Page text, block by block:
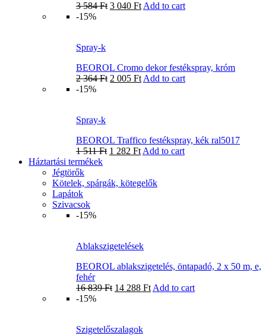
3 584Ft 3 040 Ft Add to cart
-15%
Spray-k
BEOROL Cromo dekor festékspray, króm
2 364Ft 2 005 Ft Add to cart
-15%
Spray-k
BEOROL Traffico festékspray, kék ral5017
1 511Ft 1 282 Ft Add to cart
Háztartási termékek
Jégtörők
Kötelek, spárgák, kötegelők
Lapátok
Szivacsok
-15%
Ablakszigetelések
BEOROL ablakszigetelés, öntapadó, 2 x 50 m, e,
fehér
16 839Ft 14 288 Ft Add to cart
-15%
Szigetelőszalagok